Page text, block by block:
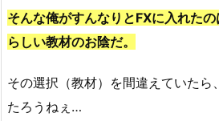
そんな俺がすんなりとFXに入れた
らしい教材のお陰だ。
その選択（教材）を間違えていたら
たろうねぇ…